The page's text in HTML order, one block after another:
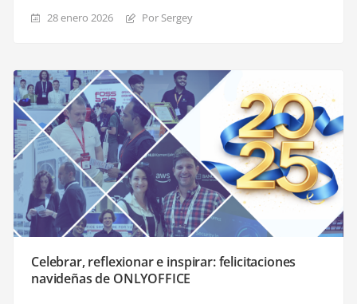
28 enero 2026 Por Sergey
Celebrar, reflexionar e inspirar: felicitaciones
navideñas de ONLYOFFICE